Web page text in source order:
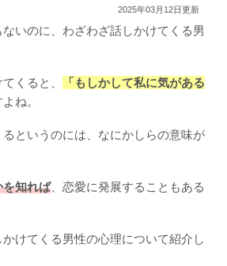
2025年03月12日更新
いのに、わざわざ話しかけてくる男
くると、
「もしかして私に気がある
ね。
というのには、なにかしらの意味が
を知れば、恋愛に発展することもある
けてくる男性の心理について紹介し